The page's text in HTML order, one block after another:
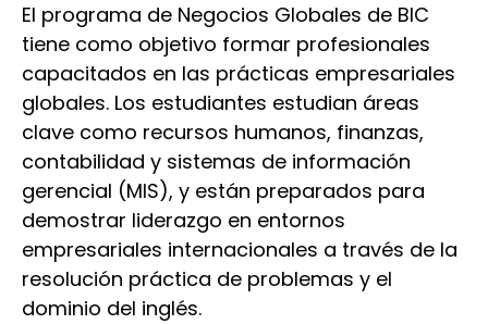
El programa de Negocios Globales de BIC
tiene como objetivo formar profesionales
capacitados en las prácticas empresariales
globales. Los estudiantes estudian áreas
clave como recursos humanos, finanzas,
contabilidad y sistemas de información
gerencial (MIS), y están preparados para
demostrar liderazgo en entornos
empresariales internacionales a través de la
resolución práctica de problemas y el
dominio del inglés.